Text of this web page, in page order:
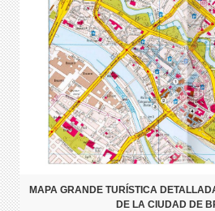
MAPA GRANDE TURÍSTICA
DE LA CIUDAD DE